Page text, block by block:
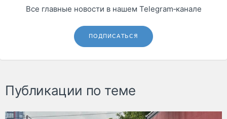
Все главные новости в нашем Telegram‑канале
ПОДПИСАТЬСЯ
Публикации по теме